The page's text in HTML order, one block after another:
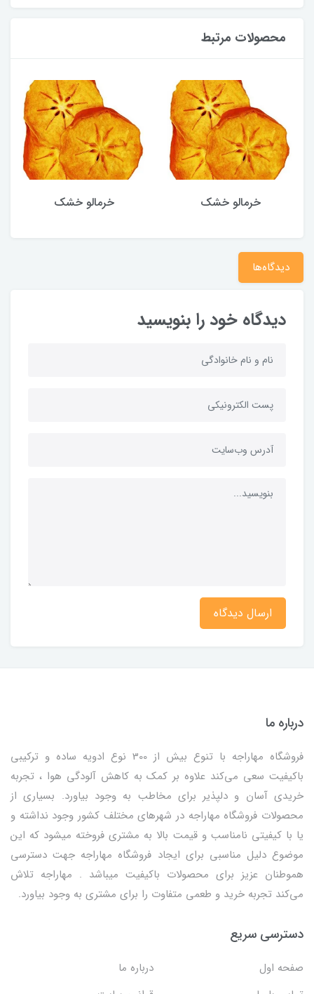
محصولات مرتبط
خرمالو خشک خرمالو خشک
دیدگاه‌ها
دیدگاه خود را بنویسید
ارسال دیدگاه
درباره ما
فروشگاه مهاراجه با تنوع بیش از 300 نوع ادویه ساده و ترکیبی
باکیفیت سعی می‌کند علاوه بر کمک به کاهش آلودگی هوا ، تجربه
خریدی آسان و دلپذیر برای مخاطب به وجود بیاورد. بسیاری از
محصولات فروشگاه مهاراجه در شهرهای مختلف کشور وجود نداشته و
یا با کیفیتی نامناسب و قیمت بالا به مشتری فروخته میشود که این
موضوع دلیل مناسبی برای ایجاد فروشگاه مهاراجه جهت دسترسی
هموطنان عزیز برای محصولات باکیفیت میباشد . مهاراجه تلاش
می‌کند تجربه خرید و طعمی متفاوت را برای مشتری به وجود بیاورد.
دسترسی سریع
صفحه اول
درباره ما